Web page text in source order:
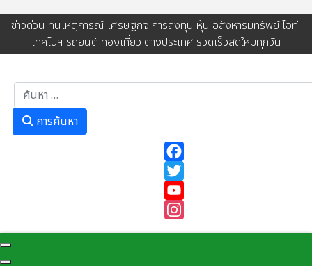
ข่าวด่วน ทันเหตุการณ์ เศรษฐกิจ การลงทุน หุ้น อสังหาริมทรัพย์ ไอที-
เทคโนฯ รถยนต์ ท่องเที่ยว ต่างประเทศ รวดเร็วสดใหม่ทุกวัน
การค้นหา
Instagram